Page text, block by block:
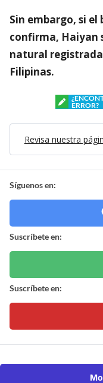
Sin embargo, si el
confirma, Haiyan
natural
Filipinas.
ERROR?
Revisa nuestra
Síguenos en:
Suscríbete en:
Suscríbete en: